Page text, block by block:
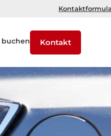
Kontakt